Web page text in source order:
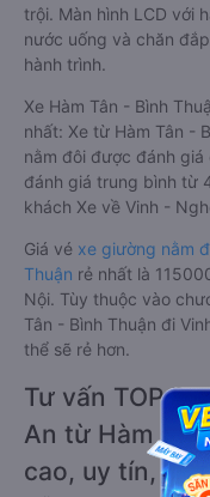
trội. Màn hình LCD với
nước uống và chăn
hành trình.
Xe Hàm Tân - Bình
nhất: Xe từ Hàm Tân -
nằm đôi được đánh
đánh giá trung bình từ
khách Xe về Vinh -
Giá vé xe giường nằm
Thuận rẻ nhất là
Nội. Tùy thuộc vào
Tân - Bình Thuận đi
thể sẽ rẻ hơn.
Tư vấn TOP 3
An từ Hàm
cao, uy tín,